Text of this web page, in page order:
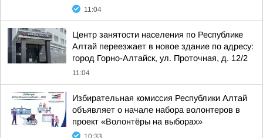
11:04
Центр занятости населения по Республике
Алтай переезжает в новое здание по адресу:
город Горно-Алтайск, ул. Проточная, д. 12/2
11:04
Избирательная комиссия Республики Алтай
объявляет о начале набора волонтеров в
проект «Волонтёры на выборах»
10:33